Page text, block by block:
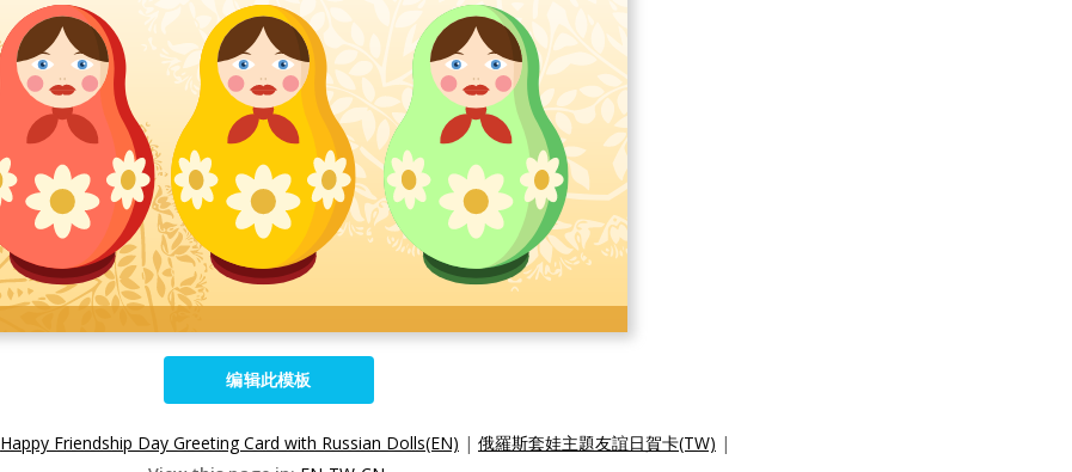
编辑此模板
Happy Friendship Day Greeting Card with Russian Dolls(EN) | 俄羅斯套娃主題友誼日賀卡(TW) |